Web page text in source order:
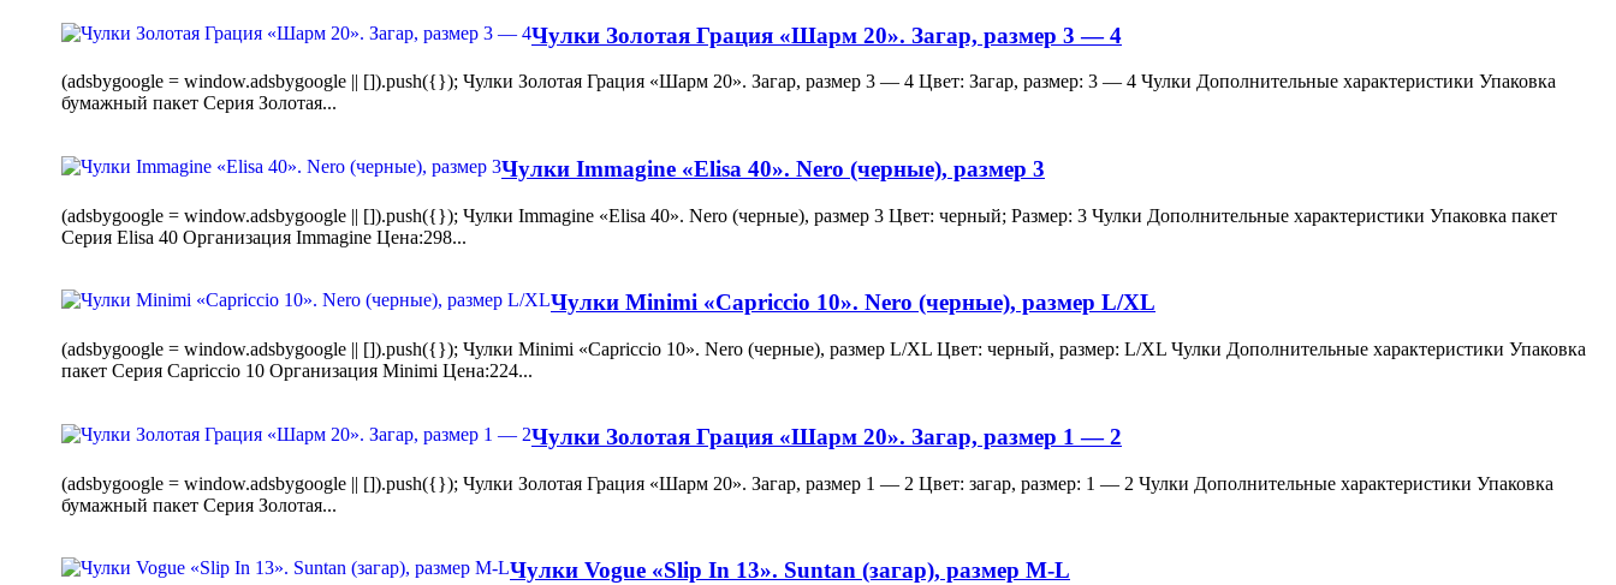
Чулки Золотая Грация «Шарм 20». Загар, размер 3 — 4
(adsbygoogle = window.adsbygoogle || []).push({}); Чулки Золотая Грация «Шарм 20». Загар, размер 3 — 4 Цвет: Загар, размер: 3 — 4 Чулки Дополнительные характеристики Упаковка
бумажный пакет Серия Золотая...
Чулки Immagine «Elisa 40». Nero (черные), размер 3
(adsbygoogle = window.adsbygoogle || []).push({}); Чулки Immagine «Elisa 40». Nero (черные), размер 3 Цвет: черный; Размер: 3 Чулки Дополнительные характеристики Упаковка пакет
Серия Elisa 40 Организация Immagine Цена:298...
Чулки Minimi «Capriccio 10». Nero (черные), размер L/XL
(adsbygoogle = window.adsbygoogle || []).push({}); Чулки Minimi «Capriccio 10». Nero (черные), размер L/XL Цвет: черный, размер: L/XL Чулки Дополнительные характеристики Упаковка
пакет Серия Capriccio 10 Организация Minimi Цена:224...
Чулки Золотая Грация «Шарм 20». Загар, размер 1 — 2
(adsbygoogle = window.adsbygoogle || []).push({}); Чулки Золотая Грация «Шарм 20». Загар, размер 1 — 2 Цвет: загар, размер: 1 — 2 Чулки Дополнительные характеристики Упаковка
бумажный пакет Серия Золотая...
Чулки Vogue «Slip In 13». Suntan (загар), размер M-L